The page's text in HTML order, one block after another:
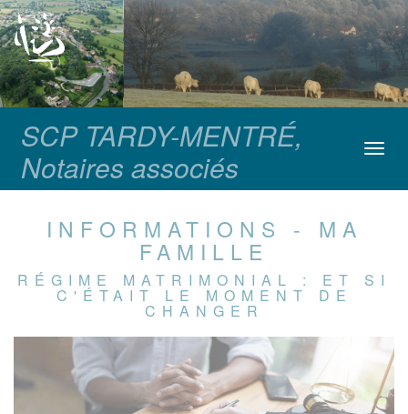
SCP TARDY-MENTRÉ,
Notaires associés
INFORMATIONS - MA
FAMILLE
RÉGIME MATRIMONIAL : ET SI
C'ÉTAIT LE MOMENT DE
CHANGER